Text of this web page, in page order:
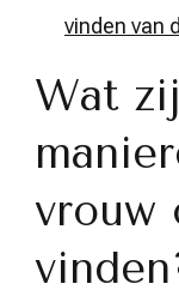
vinden van
Wat
vrouw